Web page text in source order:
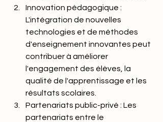
Innovation pédagogique :
L'intégration de nouvelles
technologies et de méthodes
d'enseignement innovantes peut
contribuer à améliorer
l'engagement des élèves, la
qualité de l'apprentissage et les
résultats scolaires.
Partenariats public-privé : Les
partenariats entre le